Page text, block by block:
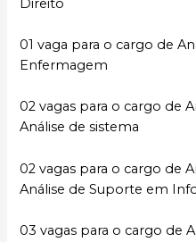
Direito
01 vaga para o cargo de
Enfermagem
02 vagas para o cargo de
Análise de sistema
02 vagas para o cargo de
Análise de Suporte em
03 vagas para o cargo de